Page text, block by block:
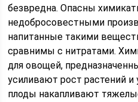
безвредна. Опасны
недобросовестными
напитанные такими
сравнимы с нитратами.
для овощей,
усиливают рост растений
плоды накапливают